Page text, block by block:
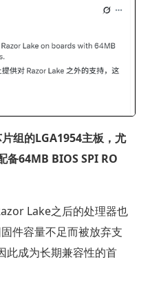
组的LGA1954主板，尤
备64MB BIOS SPI RO
Lake之后的处理器也
件容量不足而被放弃支
此成为长期兼容性的首